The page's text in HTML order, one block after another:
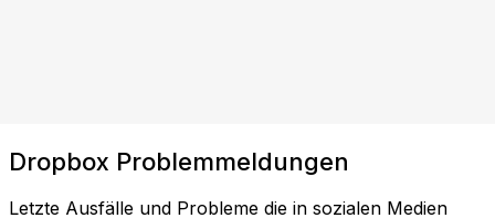
Dropbox Problemmeldungen
Letzte Ausfälle und Probleme die in sozialen Medien